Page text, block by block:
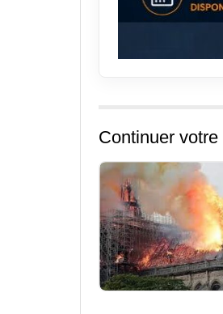
Continuer votre
Navigation
de
l’article